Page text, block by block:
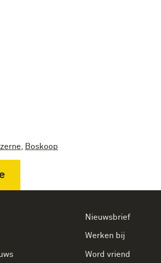
Boskoop
Nieuwsbrief
Werken bij
Word vriend